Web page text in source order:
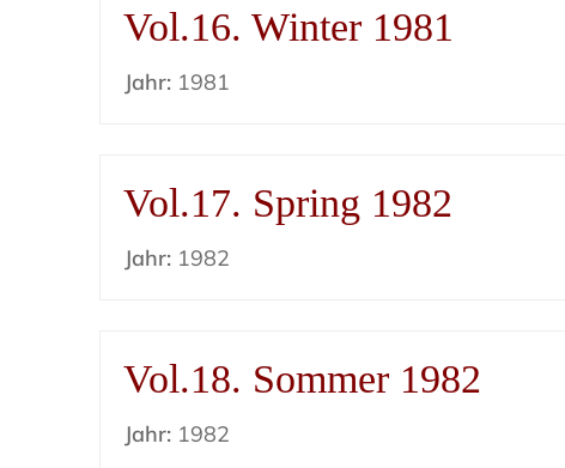
Vol.16. Winter 1981
Jahr: 1981
Vol.17. Spring 1982
Jahr: 1982
Vol.18. Sommer 1982
Jahr: 1982